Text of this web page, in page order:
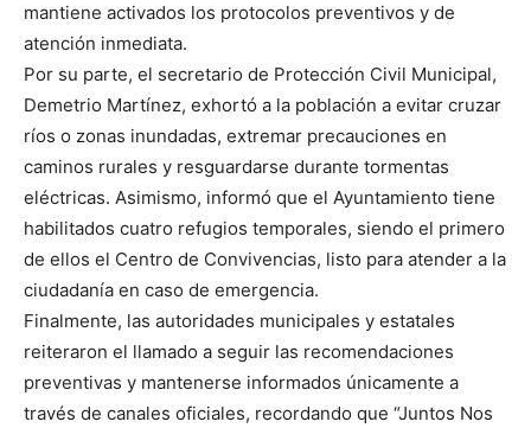
mantiene activados los protocolos preventivos y de
atención inmediata.
Por su parte, el secretario de Protección Civil Municipal,
Demetrio Martínez, exhortó a la población a evitar cruzar
ríos o zonas inundadas, extremar precauciones en
caminos rurales y resguardarse durante tormentas
eléctricas. Asimismo, informó que el Ayuntamiento tiene
habilitados cuatro refugios temporales, siendo el primero
de ellos el Centro de Convivencias, listo para atender a la
ciudadanía en caso de emergencia.
Finalmente, las autoridades municipales y estatales
reiteraron el llamado a seguir las recomendaciones
preventivas y mantenerse informados únicamente a
través de canales oficiales, recordando que “Juntos Nos